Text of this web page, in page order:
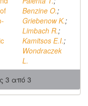
Benzine O.;
Griebenow K.;
Limbach R.;
Kamitsos E.I.;
Wondraczek
L.
3 από 3